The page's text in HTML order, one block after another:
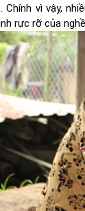
Chính vì vậy,
rực rỡ của